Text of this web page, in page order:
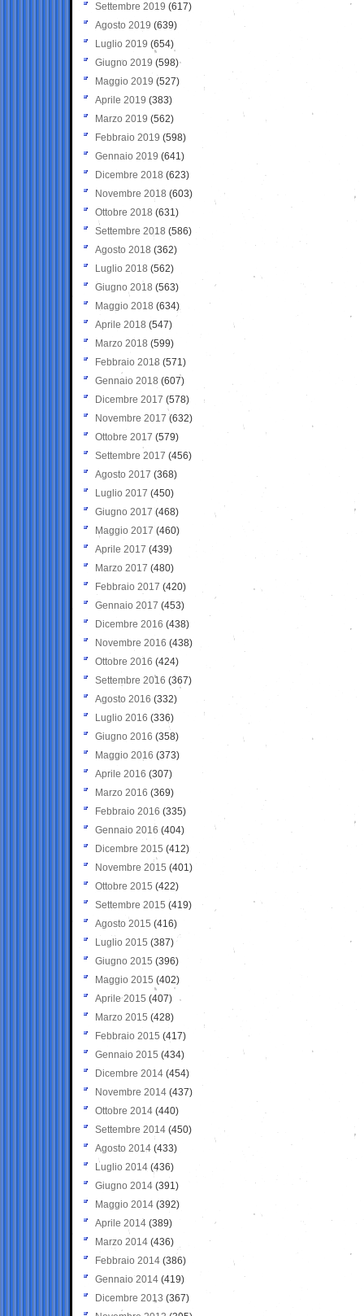
Settembre 2019 (617)
Agosto 2019 (639)
Luglio 2019 (654)
Giugno 2019 (598)
Maggio 2019 (527)
Aprile 2019 (383)
Marzo 2019 (562)
Febbraio 2019 (598)
Gennaio 2019 (641)
Dicembre 2018 (623)
Novembre 2018 (603)
Ottobre 2018 (631)
Settembre 2018 (586)
Agosto 2018 (362)
Luglio 2018 (562)
Giugno 2018 (563)
Maggio 2018 (634)
Aprile 2018 (547)
Marzo 2018 (599)
Febbraio 2018 (571)
Gennaio 2018 (607)
Dicembre 2017 (578)
Novembre 2017 (632)
Ottobre 2017 (579)
Settembre 2017 (456)
Agosto 2017 (368)
Luglio 2017 (450)
Giugno 2017 (468)
Maggio 2017 (460)
Aprile 2017 (439)
Marzo 2017 (480)
Febbraio 2017 (420)
Gennaio 2017 (453)
Dicembre 2016 (438)
Novembre 2016 (438)
Ottobre 2016 (424)
Settembre 2016 (367)
Agosto 2016 (332)
Luglio 2016 (336)
Giugno 2016 (358)
Maggio 2016 (373)
Aprile 2016 (307)
Marzo 2016 (369)
Febbraio 2016 (335)
Gennaio 2016 (404)
Dicembre 2015 (412)
Novembre 2015 (401)
Ottobre 2015 (422)
Settembre 2015 (419)
Agosto 2015 (416)
Luglio 2015 (387)
Giugno 2015 (396)
Maggio 2015 (402)
Aprile 2015 (407)
Marzo 2015 (428)
Febbraio 2015 (417)
Gennaio 2015 (434)
Dicembre 2014 (454)
Novembre 2014 (437)
Ottobre 2014 (440)
Settembre 2014 (450)
Agosto 2014 (433)
Luglio 2014 (436)
Giugno 2014 (391)
Maggio 2014 (392)
Aprile 2014 (389)
Marzo 2014 (436)
Febbraio 2014 (386)
Gennaio 2014 (419)
Dicembre 2013 (367)